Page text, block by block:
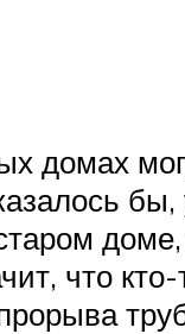
домах
что